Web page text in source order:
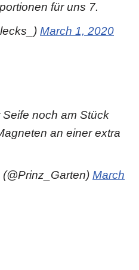
für uns 7.
March 1, 2020
noch am Stück
an einer extra
March